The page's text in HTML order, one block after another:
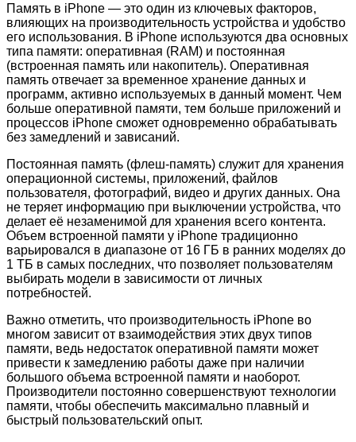
Память в iPhone — это один из ключевых факторов,
влияющих на производительность устройства и удобство
его использования. В iPhone используются два основных
типа памяти: оперативная (RAM) и постоянная
(встроенная память или накопитель). Оперативная
память отвечает за временное хранение данных и
программ, активно используемых в данный момент. Чем
больше оперативной памяти, тем больше приложений и
процессов iPhone сможет одновременно обрабатывать
без замедлений и зависаний.
Постоянная память (флеш-память) служит для хранения
операционной системы, приложений, файлов
пользователя, фотографий, видео и других данных. Она
не теряет информацию при выключении устройства, что
делает её незаменимой для хранения всего контента.
Объем встроенной памяти у iPhone традиционно
варьировался в диапазоне от 16 ГБ в ранних моделях до
1 ТБ в самых последних, что позволяет пользователям
выбирать модели в зависимости от личных
потребностей.
Важно отметить, что производительность iPhone во
многом зависит от взаимодействия этих двух типов
памяти, ведь недостаток оперативной памяти может
привести к замедлению работы даже при наличии
большого объема встроенной памяти и наоборот.
Производители постоянно совершенствуют технологии
памяти, чтобы обеспечить максимально плавный и
быстрый пользовательский опыт.